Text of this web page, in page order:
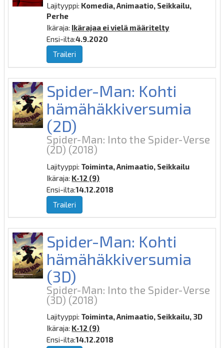
Lajityyppi: Komedia, Animaatio, Seikkailu,
Perhe
Ikäraja: Ikärajaa ei vielä määritelty
Ensi-ilta:4.9.2020
Traileri
Spider-Man: Kohti
hämähäkkiversumia
(2D)
Spider-Man: Into the Spider-Verse
(2D) (2018)
Lajityyppi: Toiminta, Animaatio, Seikkailu
Ikäraja: K-12 (9)
Ensi-ilta:14.12.2018
Traileri
Spider-Man: Kohti
hämähäkkiversumia
(3D)
Spider-Man: Into the Spider-Verse
(3D) (2018)
Lajityyppi: Toiminta, Animaatio, Seikkailu, 3D
Ikäraja: K-12 (9)
Ensi-ilta:14.12.2018